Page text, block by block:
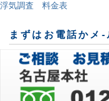
浮気調査 料金表
まずはお電話かメ-